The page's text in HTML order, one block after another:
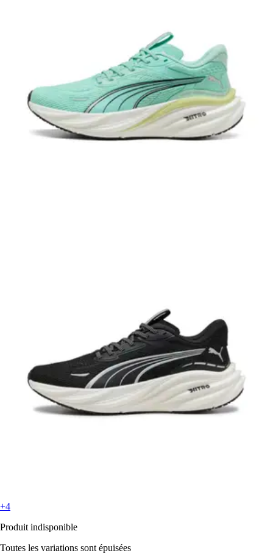
+4
Produit indisponible
Toutes les variations sont épuisées